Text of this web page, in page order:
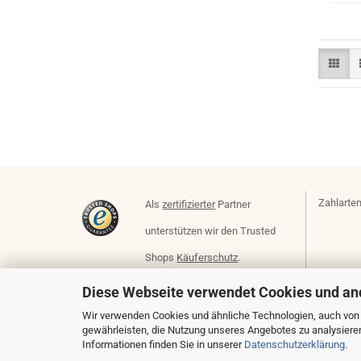
Diese Webseite verwendet Cookies und
Wir verwenden Cookies und ähnliche Technologien, auch
gewährleisten, die Nutzung unseres Angebotes zu
Informationen finden Sie in unserer Datenschutzerklärung.
AlszertifizierterPartner
unterstützen wir den Trusted
Shops Käuferschutz.